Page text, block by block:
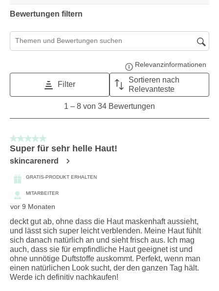
Bewertungen filtern
Suchthemen und Bewertungen Suchregion
Relevanzinformationen
Filter
Sortieren nach
Relevanteste
von
34
Bewertungen.
1 – 8 von 34 Bewertungen
5 von 5 Sternen.
Super für sehr helle Haut!
skincarenerd
GRATIS-PRODUKT ERHALTEN
MITARBEITER
vor 9 Monaten
deckt gut ab, ohne dass die Haut maskenhaft aussieht,
und lässt sich super leicht verblenden. Meine Haut fühlt
sich danach natürlich an und sieht frisch aus. Ich mag
auch, dass sie für empfindliche Haut geeignet ist und
ohne unnötige Duftstoffe auskommt. Perfekt, wenn man
einen natürlichen Look sucht, der den ganzen Tag hält.
Werde ich definitiv nachkaufen!